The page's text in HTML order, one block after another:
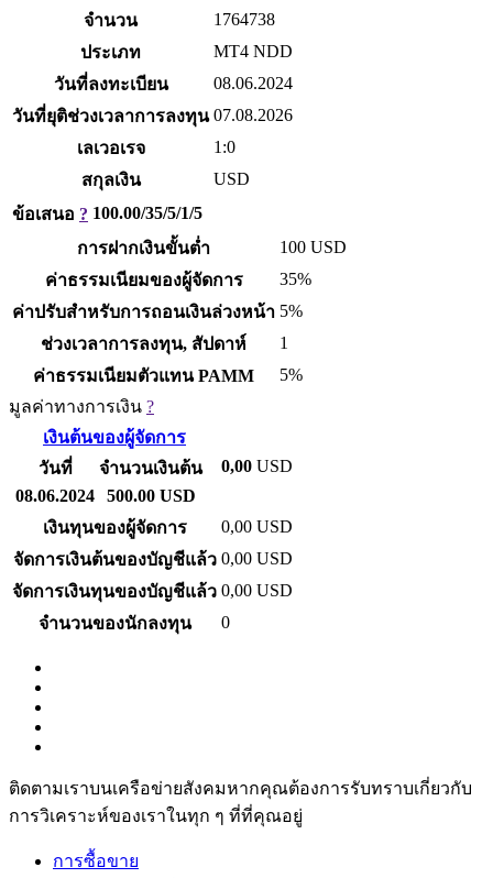
จำนวน
1764738
ประเภท
MT4 NDD
วันที่ลงทะเบียน
08.06.2024
วันที่ยุติช่วงเวลาการลงทุน 07.08.2026
เลเวอเรจ
1:0
สกุลเงิน
USD
ข้อเสนอ ? 100.00/35/5/1/5
การฝากเงินขั้นต่ำ
100 USD
ค่าธรรมเนียมของผู้จัดการ
35%
ค่าปรับสำหรับการถอนเงินล่วงหน้า 5%
ช่วงเวลาการลงทุน, สัปดาห์
1
ค่าธรรมเนียมตัวแทน PAMM
5%
มูลค่าทางการเงิน ?
เงินต้นของผู้จัดการ
วันที่
จำนวนเงินต้น
08.06.2024
500.00 USD
0,00 USD
เงินทุนของผู้จัดการ 0,00 USD
จัดการเงินต้นของบัญชีแล้ว 0,00 USD
จัดการเงินทุนของบัญชีแล้ว 0,00 USD
จำนวนของนักลงทุน
0
ติดตามเราบนเครือข่ายสังคมหากคุณต้องการรับทราบเกี่ยวกับ
การวิเ­คราะห์ของเราในทุก ๆ ที่ที่คุณอยู่
การซื้อขาย